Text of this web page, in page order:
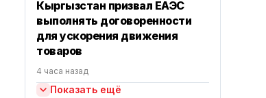
Кыргызстан призвал ЕАЭС
выполнять договоренности
для ускорения движения
товаров
4 часа назад
Показать ещё